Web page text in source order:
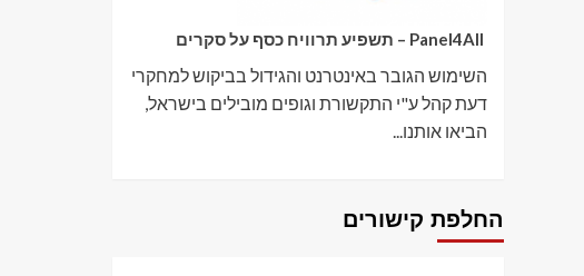
השימוש הגובר באינטרנט והגידול בביקוש למחקרי
דעת קהל ע"י התקשורת וגופים מובילים בישראל,
הביאו אותנו...
החלפת קישורים